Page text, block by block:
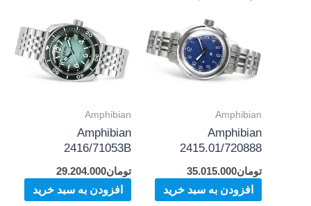
Amphibian
Amphibian
2415.01/720888
تومان35.015.000
افزودن به سبد خرید
Amphibian
Amphibian
2416/71053B
تومان29.204.000
افزودن به سبد خرید